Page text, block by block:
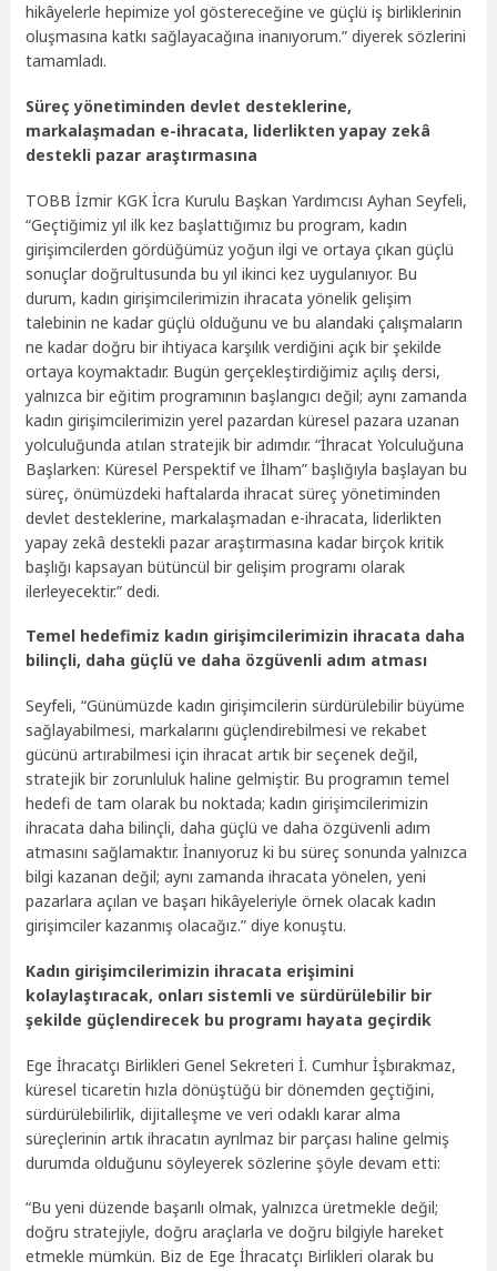
hikâyelerle hepimize yol göstereceğine ve güçlü iş birliklerinin
oluşmasına katkı sağlayacağına inanıyorum.” diyerek sözlerini
tamamladı.
Süreç yönetiminden devlet desteklerine,
markalaşmadan e-ihracata, liderlikten yapay zekâ
destekli pazar araştırmasına
TOBB İzmir KGK İcra Kurulu Başkan Yardımcısı Ayhan Seyfeli,
“Geçtiğimiz yıl ilk kez başlattığımız bu program, kadın
girişimcilerden gördüğümüz yoğun ilgi ve ortaya çıkan güçlü
sonuçlar doğrultusunda bu yıl ikinci kez uygulanıyor. Bu
durum, kadın girişimcilerimizin ihracata yönelik gelişim
talebinin ne kadar güçlü olduğunu ve bu alandaki çalışmaların
ne kadar doğru bir ihtiyaca karşılık verdiğini açık bir şekilde
ortaya koymaktadır. Bugün gerçekleştirdiğimiz açılış dersi,
yalnızca bir eğitim programının başlangıcı değil; aynı zamanda
kadın girişimcilerimizin yerel pazardan küresel pazara uzanan
yolculuğunda atılan stratejik bir adımdır. “İhracat Yolculuğuna
Başlarken: Küresel Perspektif ve İlham” başlığıyla başlayan bu
süreç, önümüzdeki haftalarda ihracat süreç yönetiminden
devlet desteklerine, markalaşmadan e-ihracata, liderlikten
yapay zekâ destekli pazar araştırmasına kadar birçok kritik
başlığı kapsayan bütüncül bir gelişim programı olarak
ilerleyecektir.” dedi.
Temel hedefimiz kadın girişimcilerimizin ihracata daha
bilinçli, daha güçlü ve daha özgüvenli adım atması
Seyfeli, “Günümüzde kadın girişimcilerin sürdürülebilir büyüme
sağlayabilmesi, markalarını güçlendirebilmesi ve rekabet
gücünü artırabilmesi için ihracat artık bir seçenek değil,
stratejik bir zorunluluk haline gelmiştir. Bu programın temel
hedefi de tam olarak bu noktada; kadın girişimcilerimizin
ihracata daha bilinçli, daha güçlü ve daha özgüvenli adım
atmasını sağlamaktır. İnanıyoruz ki bu süreç sonunda yalnızca
bilgi kazanan değil; aynı zamanda ihracata yönelen, yeni
pazarlara açılan ve başarı hikâyeleriyle örnek olacak kadın
girişimciler kazanmış olacağız.” diye konuştu.
Kadın girişimcilerimizin ihracata erişimini
kolaylaştıracak, onları sistemli ve sürdürülebilir bir
şekilde güçlendirecek bu programı hayata geçirdik
Ege İhracatçı Birlikleri Genel Sekreteri İ. Cumhur İşbırakmaz,
küresel ticaretin hızla dönüştüğü bir dönemden geçtiğini,
sürdürülebilirlik, dijitalleşme ve veri odaklı karar alma
süreçlerinin artık ihracatın ayrılmaz bir parçası haline gelmiş
durumda olduğunu söyleyerek sözlerine şöyle devam etti:
“Bu yeni düzende başarılı olmak, yalnızca üretmekle değil;
doğru stratejiyle, doğru araçlarla ve doğru bilgiyle hareket
etmekle mümkün. Biz de Ege İhracatçı Birlikleri olarak bu